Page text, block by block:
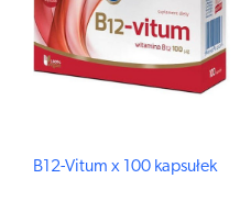
B12-Vitum x 100 kapsułek